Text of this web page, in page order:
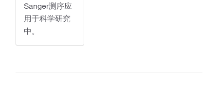
Sanger测序应
用于科学研究
中。